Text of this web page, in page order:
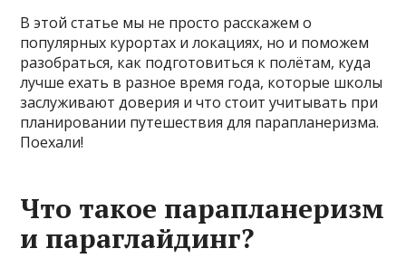
В этой статье мы не просто расскажем о
популярных курортах и локациях, но и поможем
разобраться, как подготовиться к полётам, куда
лучше ехать в разное время года, которые школы
заслуживают доверия и что стоит учитывать при
планировании путешествия для парапланеризма.
Поехали!
Что такое парапланеризм
и параглайдинг?